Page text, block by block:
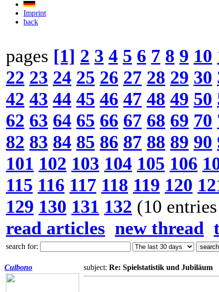
Imprint
back
pages [1] 2 3 4 5 6 7 8 9 10
22 23 24 25 26 27 28 29 30
42 43 44 45 46 47 48 49 50
62 63 64 65 66 67 68 69 70
82 83 84 85 86 87 88 89 90
101 102 103 104 105 106
115 116 117 118 119 120
129 130 131 132 (10
read articles new thread
search for:
Cuibono subject: Re: Spielstatistik und Jubiläum